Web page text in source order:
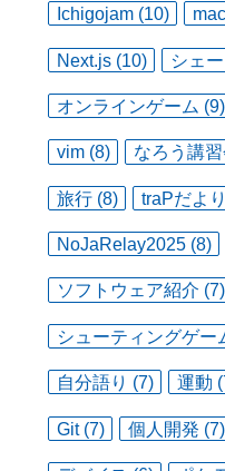
Ichigojam (10)
Next.js (10) シェ
オンラインゲーム (9)
vim (8) なろう講
旅行 (8) traPだよ
NoJaRelay2025 (8)
ソフトウェア紹介 (7)
シューティングゲー
自分語り (7) 運動
Git (7) 個人開発 (7)